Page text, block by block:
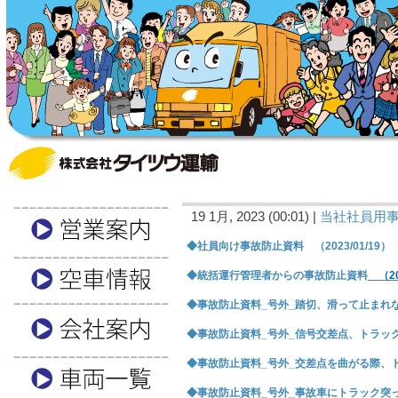
19 1月, 2023 (00:01) | 当社社員用
◆社員向け事故防止資料 （2023/01/19）
◆統括運行管理者からの事故防止資料 （
◆事故防止資料_号外_踏切、滑って止ま
◆事故防止資料_号外_信号交差点、トラ
◆事故防止資料_号外_交差点を曲がる際
◆事故防止資料_号外_事故車にトラック